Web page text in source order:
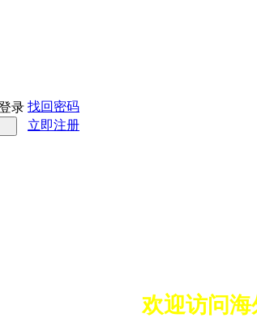
录 找回密码
立即注册
欢迎访问